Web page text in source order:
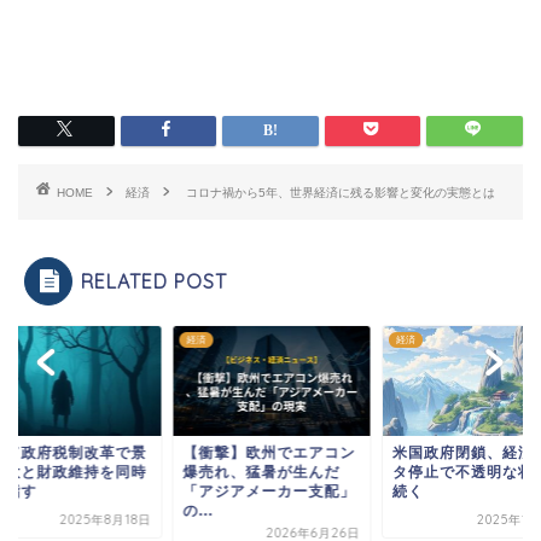
HOME 経済 コロナ禍から5年、世界経済に残る影響と変化の実態とは
RELATED POST
ド政府税制改革で景
大と財政維持を同時
指す
2025年8月18日
経済
【衝撃】欧州でエアコン
爆売れ、猛暑が生んだ
「アジアメーカー支配」
の...
2026年6月26日
経済
米国政府閉鎖、経済
タ停止で不透明な状
続く
2025年10